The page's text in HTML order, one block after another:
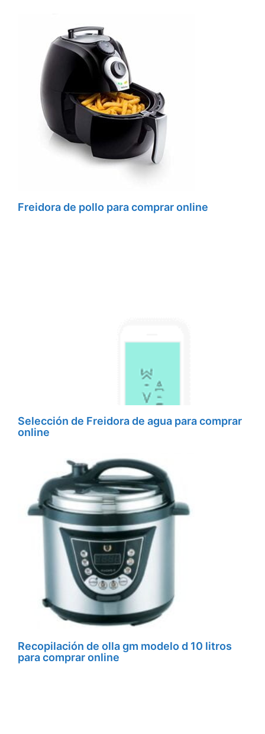
Freidora de pollo para comprar online
Selección de Freidora de agua para comprar
online
Recopilación de olla gm modelo d 10 litros
para comprar online